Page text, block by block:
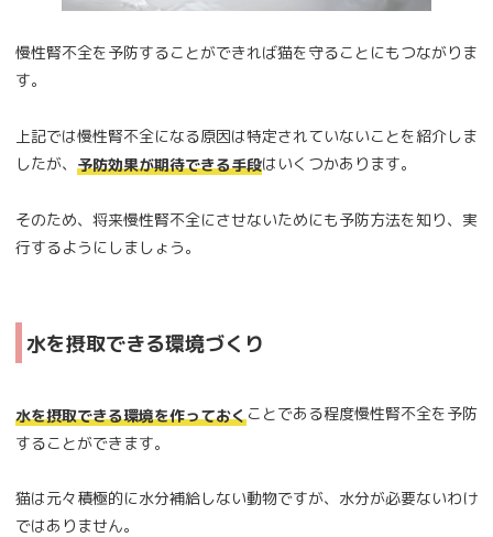
慢性腎不全を予防することができれば猫を守ることにもつながりま
す。
上記では慢性腎不全になる原因は特定されていないことを紹介しま
したが、 予防効果が期待できる手段はいくつかあります。
そのため、将来慢性腎不全にさせないためにも予防方法を知り、実
行するようにしましょう。
水を摂取できる環境づくり
水を摂取できる環境を作っておくことである程度慢性腎不全を予防
することができます。
猫は元々積極的に水分補給しない動物ですが、水分が必要ないわけ
ではありません。